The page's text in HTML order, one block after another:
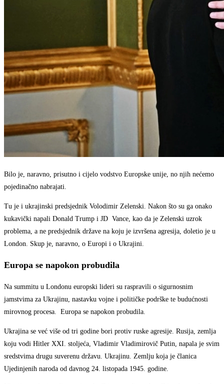
Bilo je, naravno, prisutno i cijelo vodstvo Europske unije, no njih nećemo
pojedinačno nabrajati.
Tu je i ukrajinski predsjednik Volodimir Zelenski. Nakon što su ga onako
kukavički napali Donald Trump i JD Vance, kao da je Zelenski uzrok
problema, a ne predsjednik države na koju je izvršena agresija, doletio je u
London. Skup je, naravno, o Europi i o Ukrajini.
Europa se napokon probudila
Na summitu u Londonu europski lideri su raspravili o sigurnosnim
jamstvima za Ukrajinu, nastavku vojne i političke podrške te budućnosti
mirovnog procesa. Europa se napokon probudila.
Ukrajina se već više od tri godine bori protiv ruske agresije. Rusija, zemlja
koju vodi Hitler XXI. stoljeća, Vladimir Vladimirovič Putin, napala je svim
sredstvima drugu suverenu državu. Ukrajinu. Zemlju koja je članica
Ujedinjenih naroda od davnog 24. listopada 1945. godine.